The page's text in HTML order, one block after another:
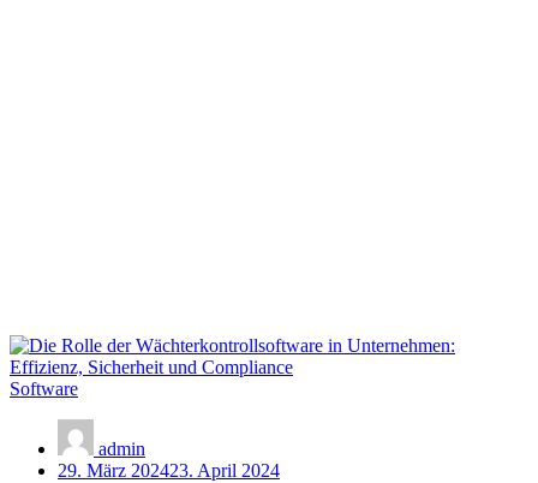
Software
admin
29. März 202423. April 2024